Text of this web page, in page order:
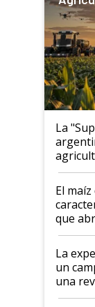
La
infinitas"
El
que
el lote
La
un
una